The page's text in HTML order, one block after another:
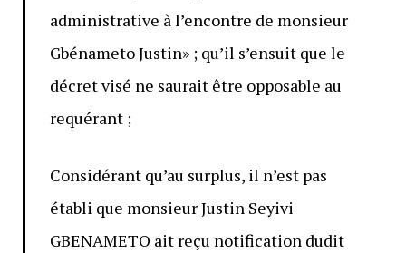
administrative à l’encontre de monsieur
Gbénameto Justin» ; qu’il s’ensuit que le
décret visé ne saurait être opposable au
requérant ;
Considérant qu’au surplus, il n’est pas
établi que monsieur Justin Seyivi
GBENAMETO ait reçu notification dudit